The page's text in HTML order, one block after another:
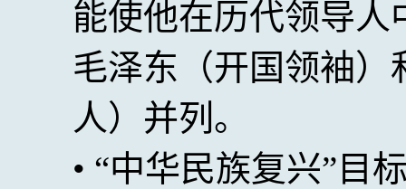
能使他在历代领导
毛泽东（开国领袖
人）并列。
• “中华民族复兴”目